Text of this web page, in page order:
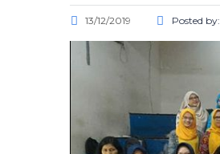
13/12/2019 Posted by: